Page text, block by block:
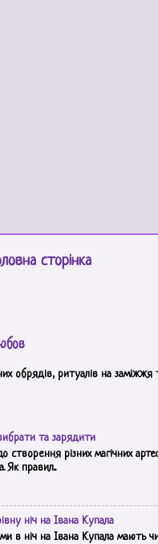
сторінка
обрядів, ритуалів на заміжжя
та зарядити
різних магічних
Як правил...
ніч на Івана Купала
в ніч на Івана Купала мають